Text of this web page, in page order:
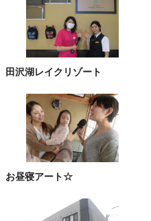
田沢湖レイクリゾート
お昼寝アート☆